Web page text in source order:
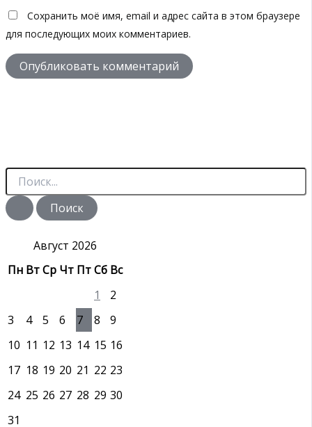
Сохранить моё имя, email и адрес сайта в этом браузере
для последующих моих комментариев.
П
и
с
Август 2026
Пн ВтСр Чт ПтСб Вс
1
2
3
4 5 6 7 8
9
10 11 12 13 14 15 16
17 18 19 20 21 22 23
24 25 26 27 28 29 30
31